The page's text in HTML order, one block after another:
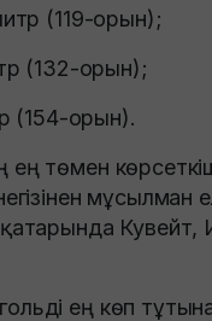
(119-орын);
(132-орын);
(154-орын).
ең төмен
мұсылман
Кувейт,
ең көп